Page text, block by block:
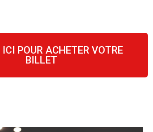
POUR ACHETER VOTRE
BILLET